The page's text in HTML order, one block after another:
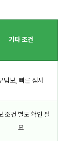
기타 조건
담보, 빠른 심사
조건 별도 확인 필
요